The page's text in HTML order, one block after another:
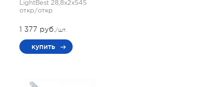
LightBest 28,8x2x545
откр/откр
1 377 руб./шт.
купить